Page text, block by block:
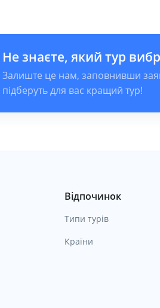
Не знаєте, який тур
Залиште це нам, заповнивши
підберуть для вас кращий тур!
Відпочинок
Типи турів
Країни